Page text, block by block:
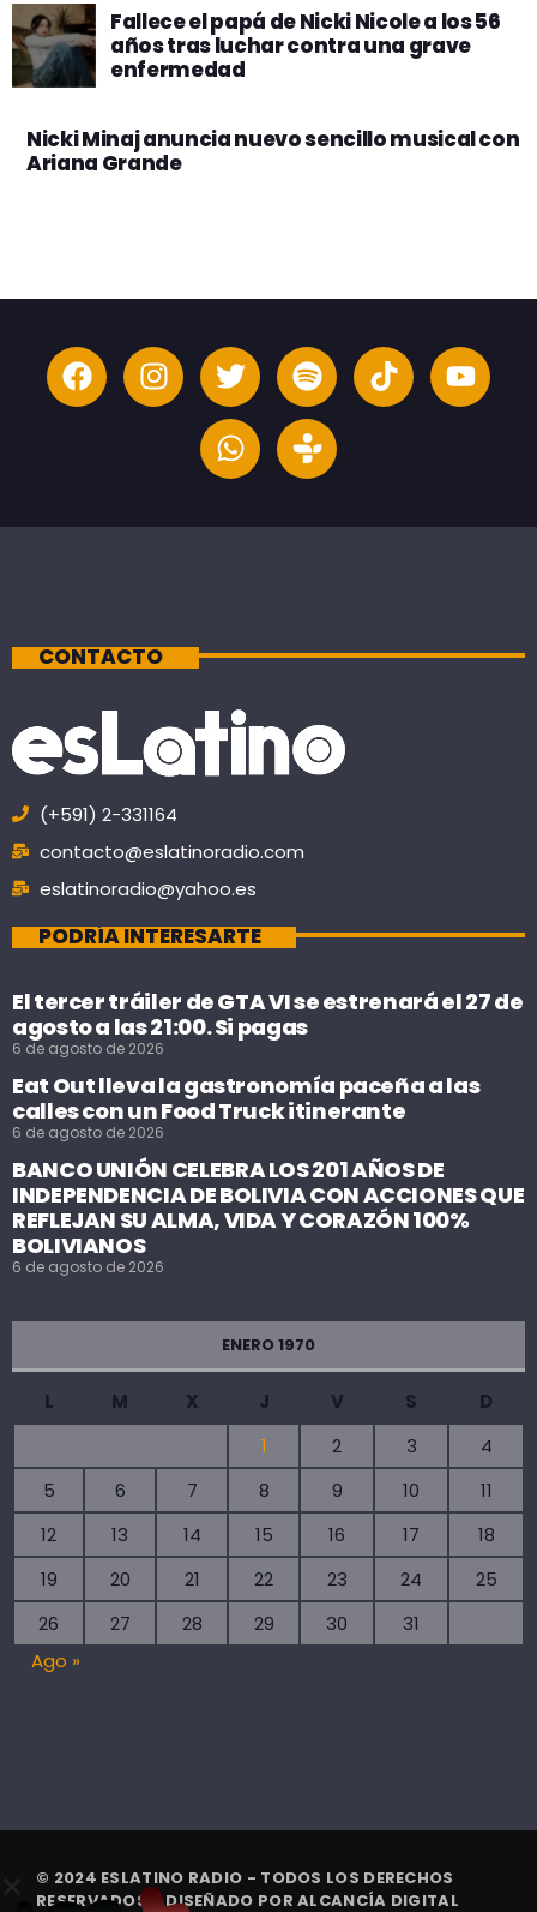
Fallece el papá de Nicki Nicole a los 56
años tras luchar contra una grave
enfermedad
Nicki Minaj anuncia nuevo sencillo musical con
Ariana Grande
CONTACTO
(+591) 2-331164
contacto@eslatinoradio.com
eslatinoradio@yahoo.es
PODRÍA INTERESARTE
El tercer tráiler de GTA VI se estrenará el 27 de
agosto a las 21:00. Si pagas
6 de agosto de 2026
Eat Out lleva la gastronomía paceña a las
calles con un Food Truck itinerante
6 de agosto de 2026
BANCO UNIÓN CELEBRA LOS 201 AÑOS DE
INDEPENDENCIA DE BOLIVIA CON ACCIONES QUE
REFLEJAN SU ALMA, VIDA Y CORAZÓN 100%
BOLIVIANOS
6 de agosto de 2026
ENERO 1970
L M X J V S
D
1
2 3
4
5
6 7 8 9 10
11
12
13 14 15 16 17
18
19
20 21 22 23 24
25
26
27 28 29 30
31
Ago »
© 2024 ESLATINO RADIO - TODOS LOS DERECHOS
RESERVADOS. | DISEÑADO PORALCANCÍA DIGITAL